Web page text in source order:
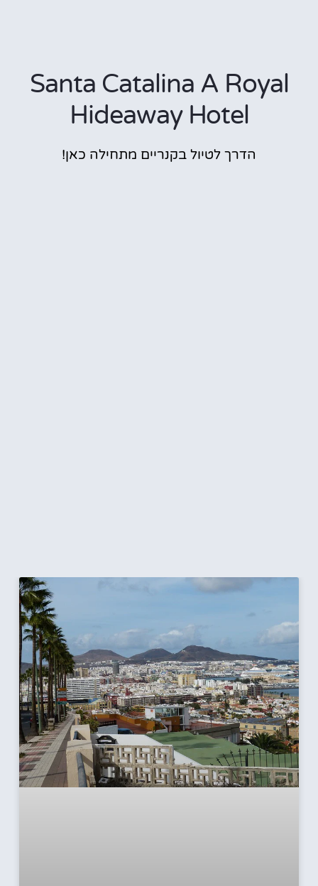
Santa Catalina A Royal
Hideaway Hotel
הדרך לטיול בקנריים מתחילה כאן!